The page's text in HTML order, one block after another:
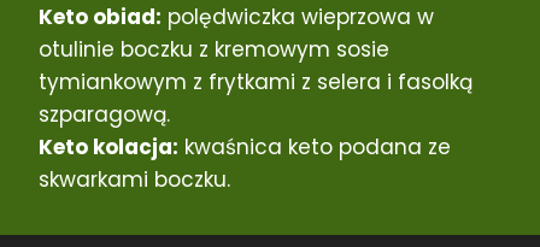
Keto obiad: polędwiczka wieprzowa w
otulinie boczku z kremowym sosie
tymiankowym z frytkami z selera i fasolką
szparagową.
Keto kolacja: kwaśnica keto podana ze
skwarkami boczku.